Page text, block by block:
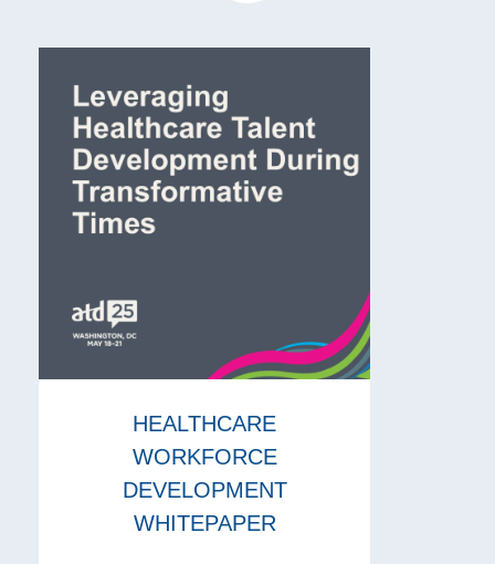
HEALTHCARE
WORKFORCE
DEVELOPMENT
WHITEPAPER